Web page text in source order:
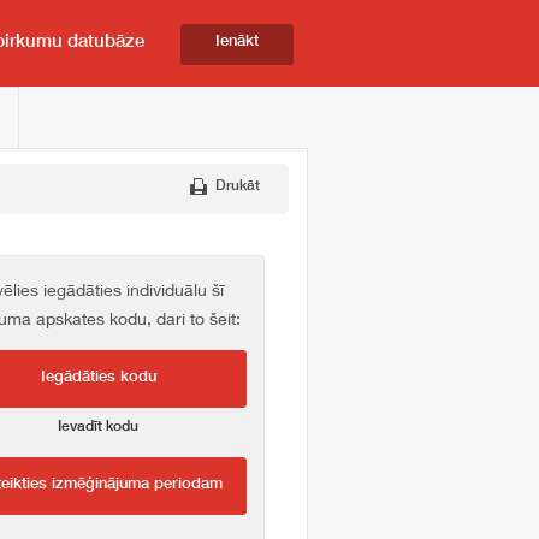
datubāze Ienākt
Drukāt
iegādāties individuālu šī
apskates kodu, dari to šeit:
Iegādāties kodu
Ievadīt kodu
izmēģinājuma periodam